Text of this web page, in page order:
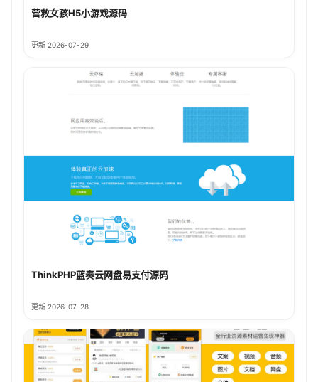
营救女孩H5小游戏源码
更新 2026-07-29
ThinkPHP蓝奏云网盘易支付源码
更新 2026-07-28